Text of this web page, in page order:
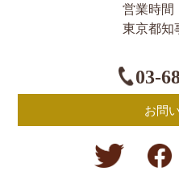
営業時
東京都
03-
お問